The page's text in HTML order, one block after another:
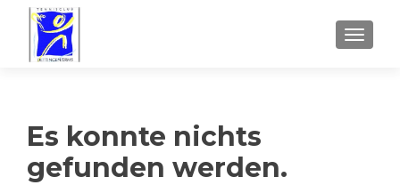
Es konnte nichts
gefunden werden.